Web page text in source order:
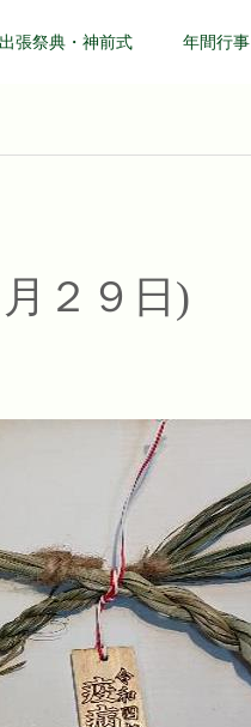
張祭典・神前式 年間行事
２９日)